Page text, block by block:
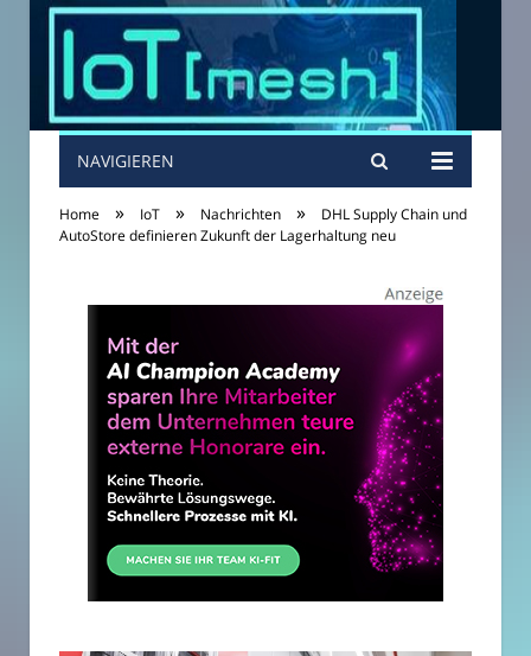
NAVIGIEREN
Home » IoT » Nachrichten »
DHL Supply Chain und
AutoStore definieren Zukunft der Lagerhaltung neu